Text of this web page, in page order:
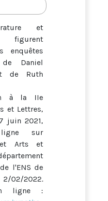
et
figurent
enquêtes
de Daniel
de Ruth
à la IIe
et Lettres,
juin 2021,
sur
Arts et
l'ENS de
2022.
ligne :